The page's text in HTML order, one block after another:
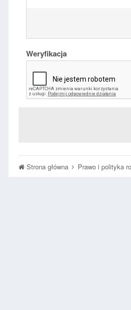
Weryfikacja
Strona główna Prawo i polityka